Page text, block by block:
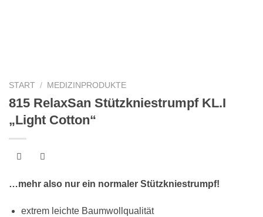
START / MEDIZINPRODUKTE
815 RelaxSan Stützkniestrumpf KL.I
„Light Cotton“
…mehr also nur ein normaler Stützkniestrumpf!
extrem leichte Baumwollqualität